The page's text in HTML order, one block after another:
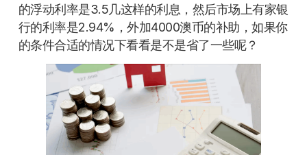
的浮动利率是3.5几这样的利息，然后市场上有家银
行的利率是2.94%，外加4000澳币的补助，如果你
的条件合适的情况下看看是不是省了一些呢？